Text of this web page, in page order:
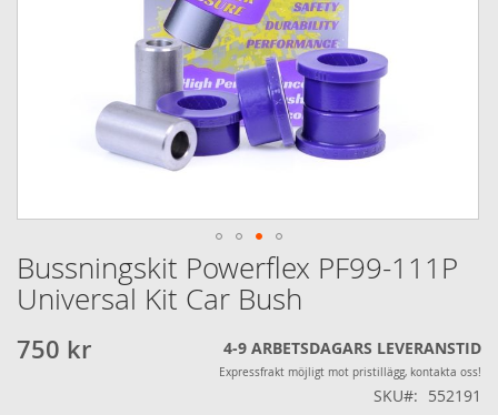
Bussningskit Powerflex PF99-111P
Universal Kit Car Bush
750 kr 4-9 ARBETSDAGARS LEVERANSTID
Expressfrakt möjligt mot pristillägg, kontakta oss!
SKU 552191
Hoppa
till
början
bildgalleriet